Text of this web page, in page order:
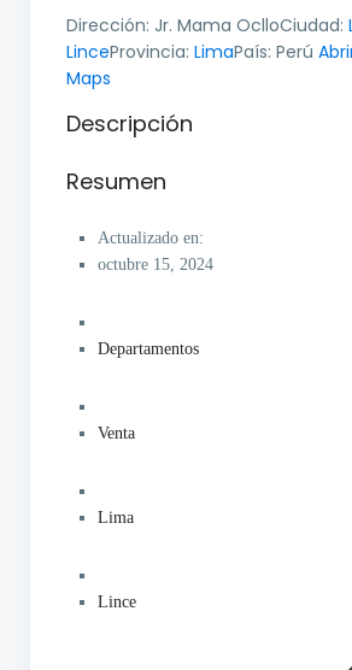
Dirección: Jr. Mama OclloCiudad:
LinceProvincia: LimaPaís: Perú
Maps
Descripción
Resumen
Actualizado en:
octubre 15, 2024
Departamentos
Venta
Lima
Lince